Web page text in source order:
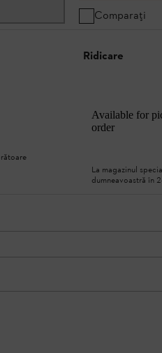
Comparați
Ridicare
Available for
order
La magazinul
dumneavoastră în